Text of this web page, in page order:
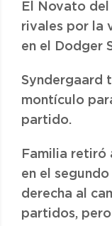
El Novato
rivales por la
en el Dodger
Syndergaard
montículo
partido.
Familia retiró
en el
derecha al
partidos,